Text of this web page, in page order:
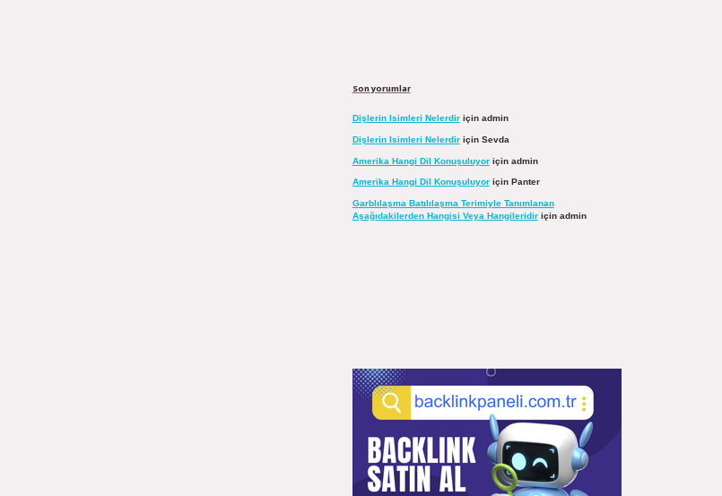
Son yorumlar
Dişlerin Isimleri Nelerdiriçin admin
Dişlerin Isimleri Nelerdiriçin Sevda
Amerika Hangi Dil Konuşuluyoriçin admin
Amerika Hangi Dil Konuşuluyoriçin Panter
Garblılaşma Batılılaşma Terimiyle Tanımlanan
Aşağıdakilerden Hangisi Veya Hangileridiriçin admin